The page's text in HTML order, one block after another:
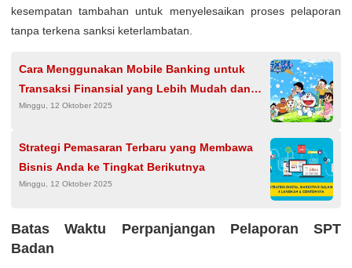
kesempatan tambahan untuk menyelesaikan proses pelaporan
tanpa terkena sanksi keterlambatan.
Cara Menggunakan Mobile Banking untuk
Transaksi Finansial yang Lebih Mudah dan
Aman
Minggu, 12 Oktober 2025
Strategi Pemasaran Terbaru yang Membawa
Bisnis Anda ke Tingkat Berikutnya
Minggu, 12 Oktober 2025
Batas Waktu Perpanjangan Pelaporan SPT
Badan